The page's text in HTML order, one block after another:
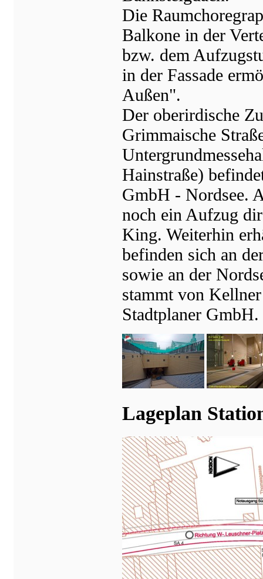
Die
Balkone in der
bzw. dem
in der Fassade
Außen".
Der oberirdische
Grimmaische
Hainstraße)
GmbH - Nordsee.
noch ein Aufzug
King. Weiterhin
befinden sich an
sowie an der
stammt von
Stadtplaner GmbH.
Lageplan